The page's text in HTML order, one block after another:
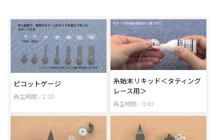
ピコットゲージ
再生時間／2:32
糸始末リキッド＜タティング
レース用＞
再生時間／0:42